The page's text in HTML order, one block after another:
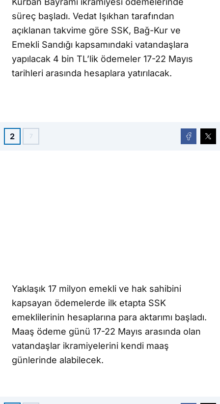
süreç başladı. Vedat Işıkhan tarafından
açıklanan takvime göre SSK, Bağ-Kur ve
Emekli Sandığı kapsamındaki vatandaşlara
yapılacak 4 bin TL’lik ödemeler 17-22 Mayıs
tarihleri arasında hesaplara yatırılacak.
2 7
Yaklaşık 17 milyon emekli ve hak sahibini
kapsayan ödemelerde ilk etapta SSK
emeklilerinin hesaplarına para aktarımı başladı.
Maaş ödeme günü 17-22 Mayıs arasında olan
vatandaşlar ikramiyelerini kendi maaş
günlerinde alabilecek.